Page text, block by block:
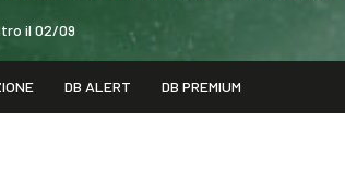
il 02/09
WEBINAR / 23 settembre Nuove linee
DB ALERT DB PREMIUM
Cerca nel sito